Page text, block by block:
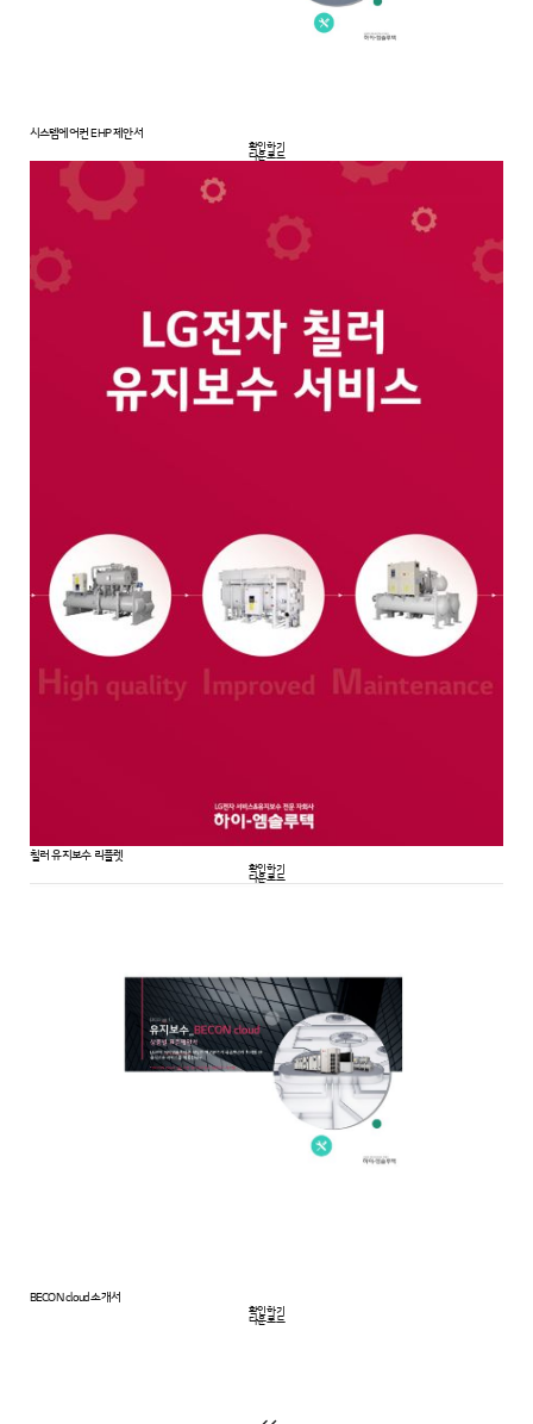
시스템에어컨 EHP 제안서
확인하기
다운로드
칠러 유지보수 리플렛
확인하기
다운로드
BECON cloud 소개서
확인하기
다운로드